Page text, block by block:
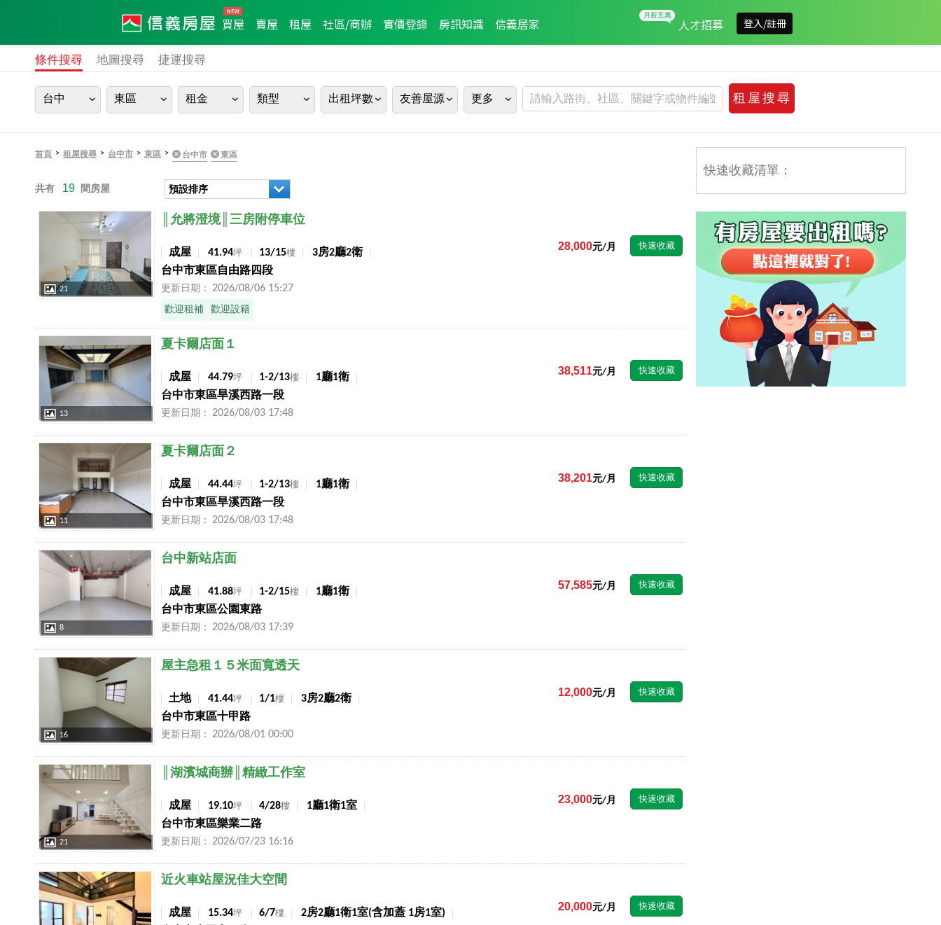
買屋 賣屋 租屋 社區/商辦 實價登錄 房訊知識 信義居家 人才招募 登入/註冊
條件搜尋 地圖搜尋 捷運搜尋
台中 東區 租金 類型 出租坪數 友善屋源 更多
首頁 > 租屋搜尋 > 台中市 > 東區 > 台中市 東區
共有 19 間房屋 預設排序
21
║允將澄境║三房附停車位
成屋 41.94坪 13/15樓
3房2廳2衛
台中市東區自由路四段
更新日期： 2026/08/06 15:27
歡迎租補 歡迎設籍
28,000元/月 快速收藏
13
夏卡爾店面１
成屋 44.79坪 1-2/13樓
1廳1衛
台中市東區旱溪西路一段
更新日期： 2026/08/03 17:48
38,511元/月 快速收藏
11
夏卡爾店面２
成屋 44.44坪 1-2/13樓
1廳1衛
台中市東區旱溪西路一段
更新日期： 2026/08/03 17:48
38,201元/月 快速收藏
店長推薦
8
台中新站店面
成屋 41.88坪 1-2/15樓
1廳1衛
台中市東區公園東路
更新日期： 2026/08/03 17:39
57,585元/月 快速收藏
店長推薦
16
屋主急租１５米面寬透天
土地 41.44坪 1/1樓
3房2廳2衛
台中市東區十甲路
更新日期： 2026/08/01 00:00
12,000元/月 快速收藏
店長推薦
21
║湖濱城商辦║精緻工作室
成屋 19.10坪 4/28樓
1廳1衛1室
台中市東區樂業二路
更新日期： 2026/07/23 16:16
23,000元/月 快速收藏
店長推薦 近火車站屋況佳大空間
成屋 15.34坪 6/7樓
2房2廳1衛1室(含加蓋 1房1室)
20,000元/月 快速收藏
快速收藏清單：